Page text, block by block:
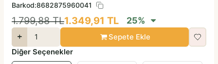
Barkod:8682875960041
1.799,88 TL1.349,91 TL 25%
Sepete Ekle
Diğer Seçenekler